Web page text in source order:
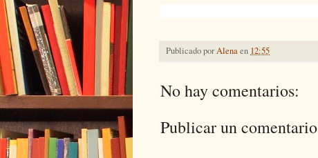
Publicado porAlenaen 12:55
No hay comentarios:
Publicar un comentario